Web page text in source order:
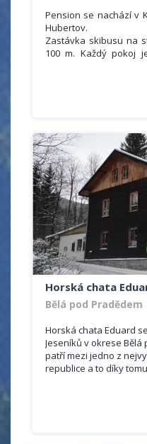
Pension se nachází v
Hubertov.
Zastávka skibusu na
100 m. Každý pokoj
je rovněž k dispozici
kuchyňský kout, v
Horská chata
Bělá pod Pradědem
Horská chata Eduard
Jeseníků v okrese
patří mezi jedno z
republice a to díky
Ubytování je vhodné
ve dvou, tak pro